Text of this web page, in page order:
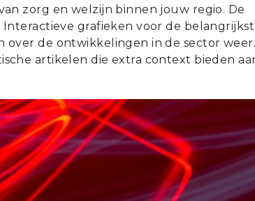
zorg en welzijn binnen jouw regio. De
Interactieve grafieken voor de
over de ontwikkelingen in de sector weer.
artikelen die extra context bieden